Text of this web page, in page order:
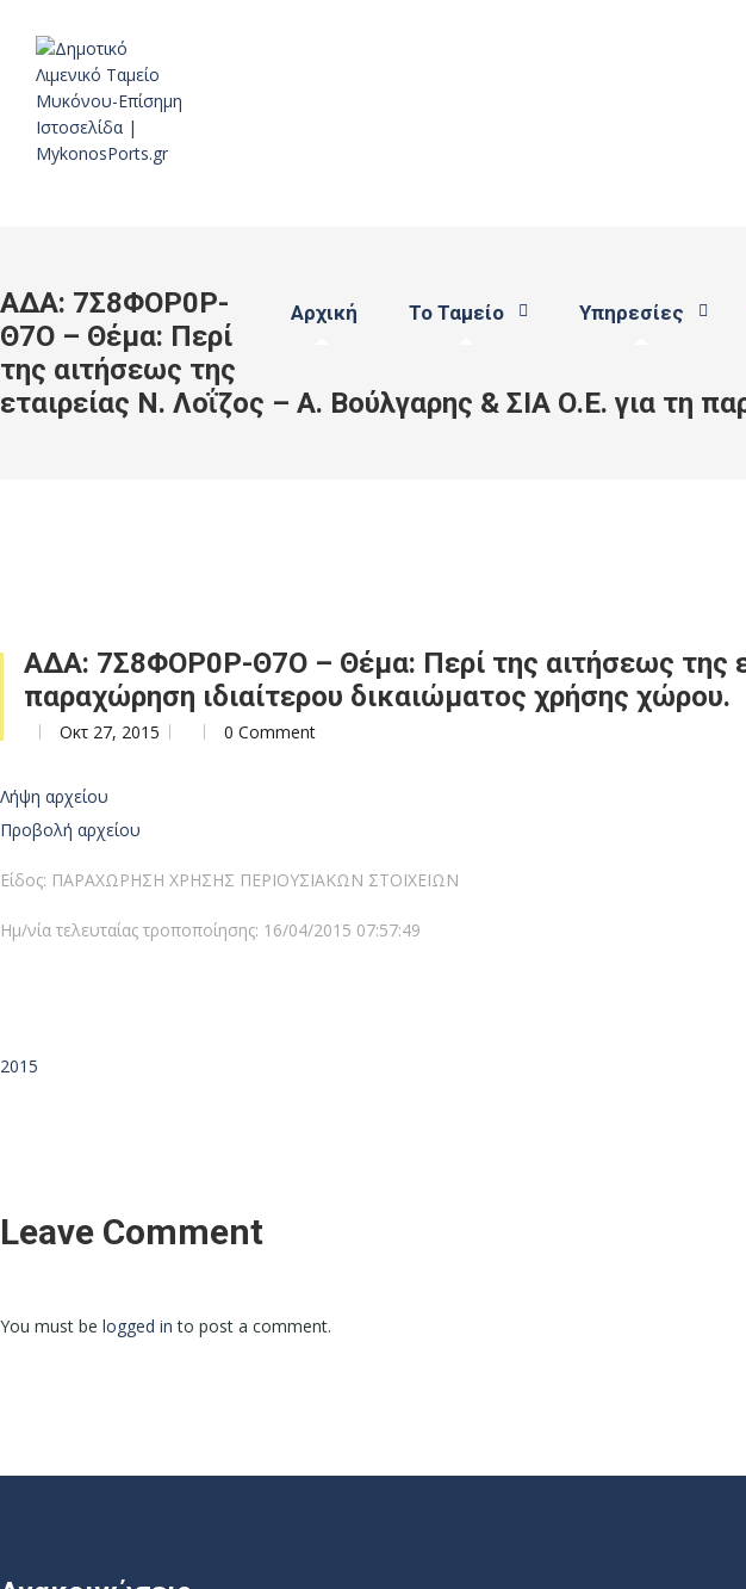
Αρχική Το Ταμείο Υπηρεσίες
ΑΔΑ: 7Σ8ΦΟΡ0Ρ-
Θ7Ο – Θέμα: Περί
της αιτήσεως της
εταιρείας Ν. Λοΐζος – Α. Βούλγαρης & ΣΙΑ Ο.Ε. για τη
ΑΔΑ: 7Σ8ΦΟΡ0Ρ-Θ7Ο – Θέμα: Περί της αιτήσεως της
παραχώρηση ιδιαίτερου δικαιώματος χρήσης χώρου.
Οκτ 27, 2015 0 Comment
Λήψη αρχείου
Προβολή αρχείου
Είδος: ΠΑΡΑΧΩΡΗΣΗ ΧΡΗΣΗΣ ΠΕΡΙΟΥΣΙΑΚΩΝ ΣΤΟΙΧΕΙΩΝ
Ημ/νία τελευταίας τροποποίησης: 16/04/2015 07:57:49
2015
Leave Comment
You must be logged in to post a comment.